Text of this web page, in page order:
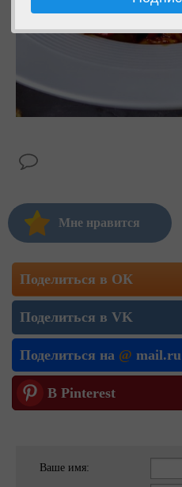
Мне нравится
Поделиться в ОК
Поделиться в VK
Поделиться на @ mail.ru
В Pinterest
Ваше имя: